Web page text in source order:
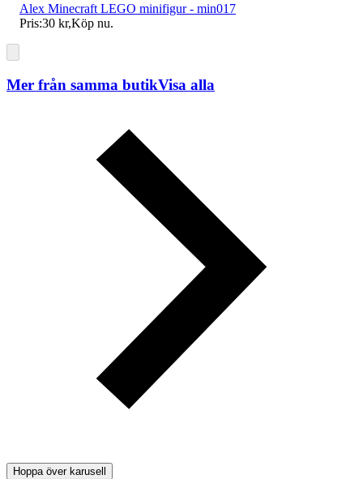
Alex Minecraft LEGO minifigur - min017
Pris:30 kr,Köp nu.
Mer från samma butikVisa alla
Hoppa över karusell